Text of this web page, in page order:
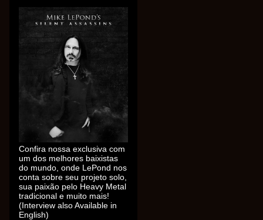
Confira nossa exclusiva com
um dos melhores baixistas
do mundo, onde LePond nos
conta sobre seu projeto solo,
sua paixão pelo Heavy Metal
tradicional e muito mais!
(Interview also Available in
English)